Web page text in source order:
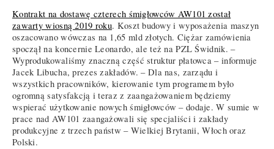
Kontrakt na dostawę czterech śmigłowców AW101 został
zawarty wiosną 2019 roku. Koszt budowy i wyposażenia maszyn
oszacowano wówczas na 1,65 mld złotych. Ciężar zamówienia
spoczął na koncernie Leonardo, ale też na PZL Świdnik. –
Wyprodukowaliśmy znaczną część struktur płatowca – informuje
Jacek Libucha, prezes zakładów. – Dla nas, zarządu i
wszystkich pracowników, kierowanie tym programem było
ogromną satysfakcją i teraz z zaangażowaniem będziemy
wspierać użytkowanie nowych śmigłowców – dodaje. W sumie w
prace nad AW101 zaangażowali się specjaliści i zakłady
produkcyjne z trzech państw – Wielkiej Brytanii, Włoch oraz
Polski.